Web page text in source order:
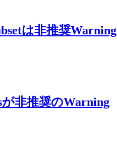
は非推奨Warning
が非推奨のWarning